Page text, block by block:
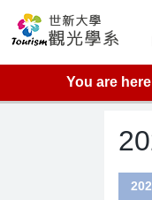
content
世新大學觀光學系網站
You are